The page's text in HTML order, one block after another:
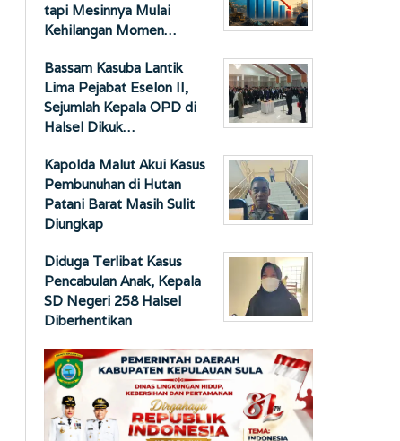
tapi Mesinnya Mulai
Kehilangan Momen…
Bassam Kasuba Lantik
Lima Pejabat Eselon II,
Sejumlah Kepala OPD di
Halsel Dikuk…
Kapolda Malut Akui Kasus
Pembunuhan di Hutan
Patani Barat Masih Sulit
Diungkap
Diduga Terlibat Kasus
Pencabulan Anak, Kepala
SD Negeri 258 Halsel
Diberhentikan